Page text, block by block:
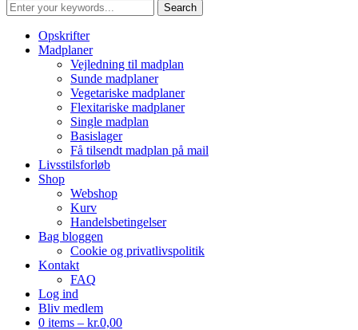
Opskrifter
Madplaner
Vejledning til madplan
Sunde madplaner
Vegetariske madplaner
Flexitariske madplaner
Single madplan
Basislager
Få tilsendt madplan på mail
Livsstilsforløb
Shop
Webshop
Kurv
Handelsbetingelser
Bag bloggen
Cookie og privatlivspolitik
Kontakt
FAQ
Log ind
Bliv medlem
0 items – kr.0,00